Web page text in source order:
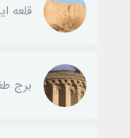
قلعه
برج